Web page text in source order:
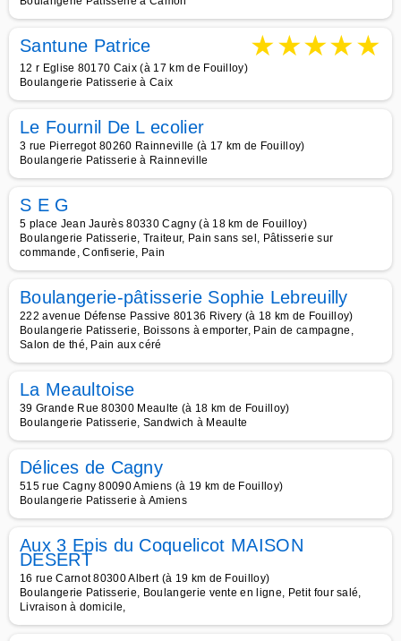
Santune Patrice ★★★★★
12 r Eglise 80170 Caix (à 17 km de Fouilloy)
Boulangerie Patisserie à Caix
Le Fournil De L ecolier
3 rue Pierregot 80260 Rainneville (à 17 km de Fouilloy)
Boulangerie Patisserie à Rainneville
S E G
5 place Jean Jaurès 80330 Cagny (à 18 km de Fouilloy)
Boulangerie Patisserie, Traiteur, Pain sans sel, Pâtisserie sur
commande, Confiserie, Pain
Boulangerie-pâtisserie Sophie Lebreuilly
222 avenue Défense Passive 80136 Rivery (à 18 km de Fouilloy)
Boulangerie Patisserie, Boissons à emporter, Pain de campagne,
Salon de thé, Pain aux céré
La Meaultoise
39 Grande Rue 80300 Meaulte (à 18 km de Fouilloy)
Boulangerie Patisserie, Sandwich à Meaulte
Délices de Cagny
515 rue Cagny 80090 Amiens (à 19 km de Fouilloy)
Boulangerie Patisserie à Amiens
Aux 3 Epis du Coquelicot MAISON
DESERT
16 rue Carnot 80300 Albert (à 19 km de Fouilloy)
Boulangerie Patisserie, Boulangerie vente en ligne, Petit four salé,
Livraison à domicile,